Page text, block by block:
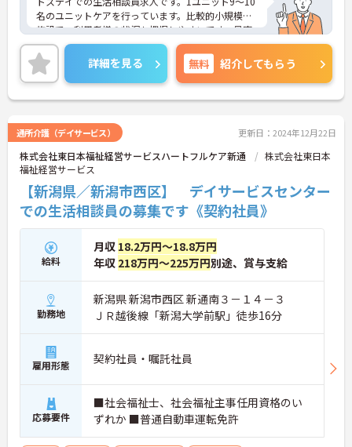
名のユニットケアを行っています。比較的小規模な
施設で、利用者様の状況も把握しやすいです。最寄
り駅徒歩5分の好立地も魅力♪月10日休み、年間休
日は120日と多く、ワークライフバランスを重視し
た働き方が叶います。ご興味のある方には、面接対
策ポイントなど、さらに詳細をお話しいたしますの
でお気軽にご相談ください！
詳細を見る 無料 紹介してもらう
通所介護（デイサービス） 更新日：2024年12月22日
株式会社東日本福祉経営サービスハートフルケア新通
株式会社東日本
福祉経営サービス
【新潟県／新潟市西区】 デイサービスセンター
での生活相談員の募集です《契約社員》
給料
月収 18.2万円～18.8万円
年収 218万円～225万円別途、賞与支給
勤務地
新潟県 新潟市西区 新通南３－１４－３
ＪＲ越後線「新潟大学前駅」徒歩16分
雇用形態 契約社員・嘱託社員
応募要件
■社会福祉士、社会福祉主事任用資格のい
ずれか ■普通自動車運転免許